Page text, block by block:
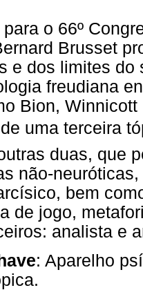
o 66º
Brusset
e dos limites do
freudiana
Bion,
uma terceira
duas, que
não-
bem
de jogo,
analista e
: Aparelho